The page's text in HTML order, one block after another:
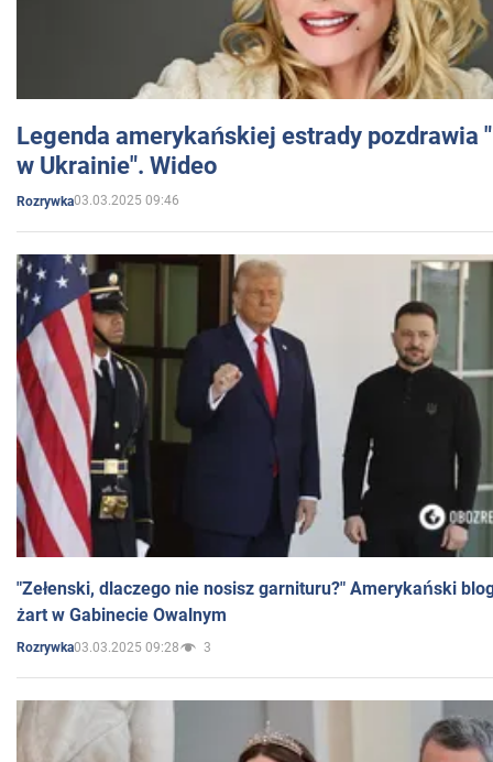
Legenda amerykańskiej estrady pozdrawia
w Ukrainie". Wideo
Rozrywka03.03.2025 09:46
"Zełenski, dlaczego nie nosisz garnituru?" Amerykański
żart w Gabinecie Owalnym
Rozrywka03.03.2025 09:28 3